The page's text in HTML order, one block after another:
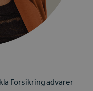
Forsikring advarer